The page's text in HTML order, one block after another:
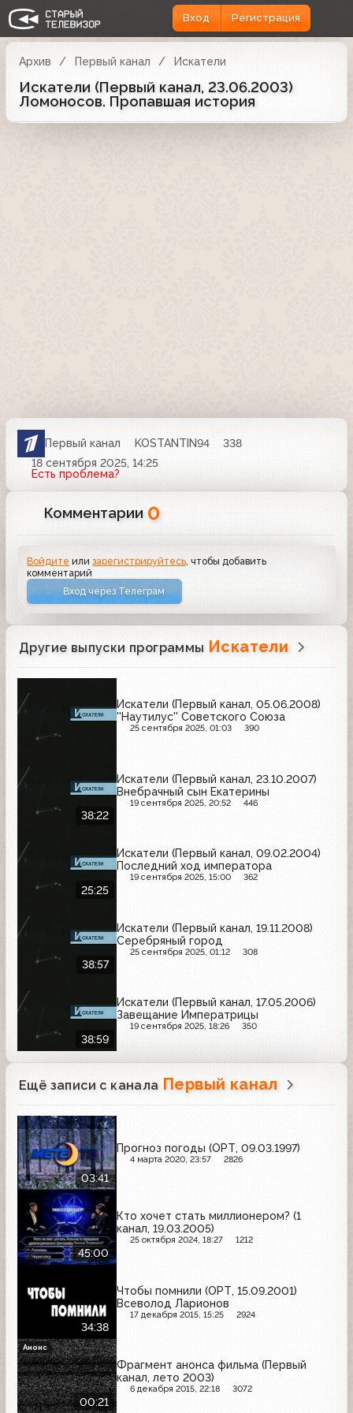
Вход Регистрация
Архив Первый канал Искатели
Искатели (Первый канал, 23.06.2003)
Ломоносов. Пропавшая история
Первый канал KOSTANTIN94
338
18 сентября 2025, 14:25
Есть проблема?
Комментарии 0
Войдите илизарегистрируйтесь , чтобы добавить
комментарий
Вход через Телеграм
Другие выпуски программы Искатели
Искатели (Первый канал, 05.06.2008)
''Наутилус'' Советского Союза
25 сентября 2025, 01:03 390
38:22
Искатели (Первый канал, 23.10.2007)
Внебрачный сын Екатерины
19 сентября 2025, 20:52 446
25:25
Искатели (Первый канал, 09.02.2004)
Последний ход императора
19 сентября 2025, 15:00 362
38:57
Искатели (Первый канал, 19.11.2008)
Серебряный город
25 сентября 2025, 01:12 308
38:59
Искатели (Первый канал, 17.05.2006)
Завещание Императрицы
19 сентября 2025, 18:26 350
Ещё записи с канала Первый канал
03:41
Прогноз погоды (ОРТ, 09.03.1997)
4 марта 2020, 23:57 2826
45:00
Кто хочет стать миллионером? (1
канал, 19.03.2005)
25 октября 2024, 18:27 1212
34:38
Чтобы помнили (ОРТ, 15.09.2001)
Всеволод Ларионов
17 декабря 2015, 15:25 2924
00:21
Фрагмент анонса фильма (Первый
канал, лето 2003)
6 декабря 2015, 22:18 3072
Анонс